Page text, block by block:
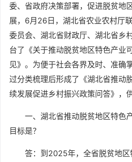
委、省政府决策部署，促进脱贫地
展，6月26日，湖北省农业农村厅
委员会、湖北省财政厅、湖北省乡
台了《关于推动脱贫地区特色产业
见》。为便于社会各界及时、准确
过分类梳理后形成了《湖北省推动
续发展促进乡村振兴政策问答》，供
一、湖北省推动脱贫地区特色
目标是？
答：到2025年，全省脱贫地